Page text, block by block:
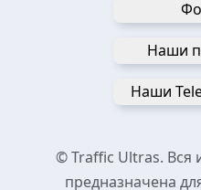
Наши
Наши
© Traffic Ultras. Вся
предназначена